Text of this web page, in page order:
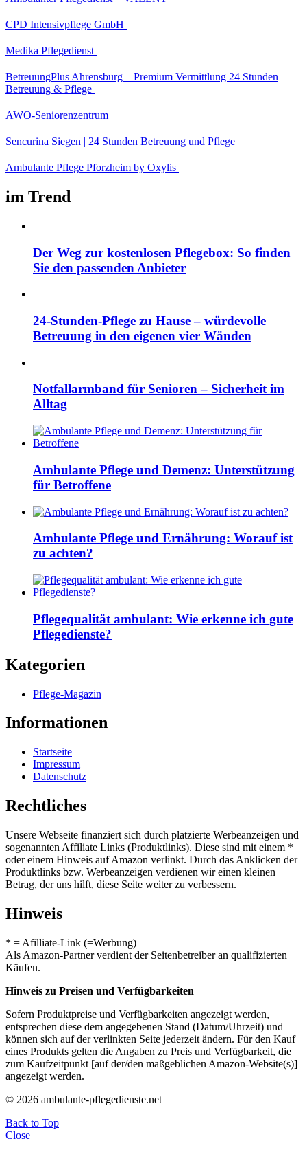
CPD Intensivpflege GmbH
Medika Pflegedienst
BetreuungPlus Ahrensburg – Premium Vermittlung 24 Stunden
Betreuung & Pflege
AWO-Seniorenzentrum
Sencurina Siegen | 24 Stunden Betreuung und Pflege
Ambulante Pflege Pforzheim by Oxylis
im Trend
Der Weg zur kostenlosen Pflegebox: So finden
Sie den passenden Anbieter
24-Stunden-Pflege zu Hause – würdevolle
Betreuung in den eigenen vier Wänden
Notfallarmband für Senioren – Sicherheit im
Alltag
Ambulante Pflege und Demenz: Unterstützung
für Betroffene
Ambulante Pflege und Ernährung: Worauf ist
zu achten?
Pflegequalität ambulant: Wie erkenne ich gute
Pflegedienste?
Kategorien
Pflege-Magazin
Informationen
Startseite
Impressum
Datenschutz
Rechtliches
Unsere Webseite finanziert sich durch platzierte Werbeanzeigen und
sogenannten Affiliate Links (Produktlinks). Diese sind mit einem *
oder einem Hinweis auf Amazon verlinkt. Durch das Anklicken der
Produktlinks bzw. Werbeanzeigen verdienen wir einen kleinen
Betrag, der uns hilft, diese Seite weiter zu verbessern.
Hinweis
* = Afilliate-Link (=Werbung)
Als Amazon-Partner verdient der Seitenbetreiber an qualifizierten
Käufen.
Hinweis zu Preisen und Verfügbarkeiten
Sofern Produktpreise und Verfügbarkeiten angezeigt werden,
entsprechen diese dem angegebenen Stand (Datum/Uhrzeit) und
können sich auf der verlinkten Seite jederzeit ändern. Für den Kauf
eines Produkts gelten die Angaben zu Preis und Verfügbarkeit, die
zum Kaufzeitpunkt [auf der/den maßgeblichen Amazon-Website(s)]
angezeigt werden.
© 2026 ambulante-pflegedienste.net
Back to Top
Close